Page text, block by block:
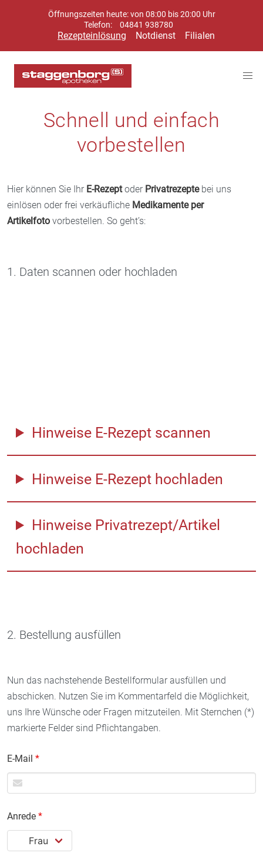
Öffnungszeiten heute: von 08:00 bis 20:00 Uhr
Telefon:
04841 938780
Rezepteinlösung Notdienst Filialen
Schnell und einfach
vorbestellen
Hier können Sie Ihr E-Rezeptoder Privatrezeptebei uns
einlösen oder frei verkäufliche Medikamente per
Artikelfoto vorbestellen. So geht’s:
1. Daten scannen oder hochladen
Hinweise E-Rezept scannen
Hinweise E-Rezept hochladen
Hinweise Privatrezept/Artikel
hochladen
2. Bestellung ausfüllen
Nun das nachstehende Bestellformular ausfüllen und
abschicken. Nutzen Sie im Kommentarfeld die Möglichkeit,
uns Ihre Wünsche oder Fragen mitzuteilen. Mit Sternchen (*)
markierte Felder sind Pflichtangaben.
E-Mail *
Anrede *